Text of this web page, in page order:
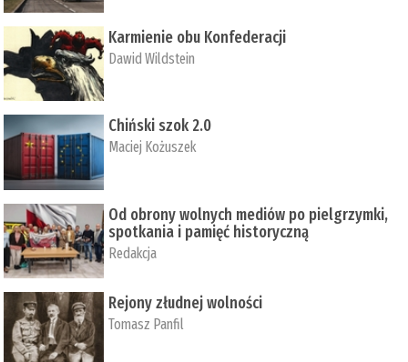
Karmienie obu Konfederacji
Dawid Wildstein
Chiński szok 2.0
Maciej Kożuszek
Od obrony wolnych mediów po pielgrzymki,
spotkania i pamięć historyczną
Redakcja
Rejony złudnej wolności
Tomasz Panfil